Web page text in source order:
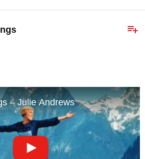
playlist_add
– Julie Andrews